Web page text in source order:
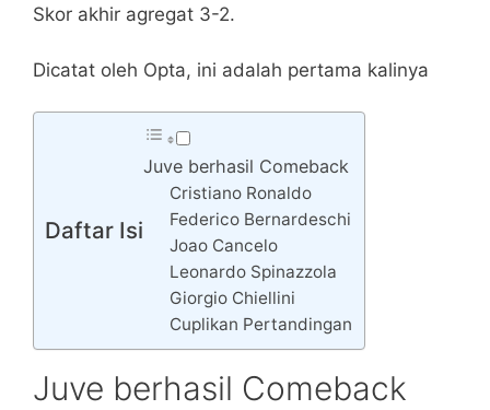
Skor akhir agregat 3-2.
Dicatat oleh Opta, ini adalah pertama kalinya
Daftar Isi
Juve berhasil Comeback
Cristiano Ronaldo
Federico Bernardeschi
Joao Cancelo
Leonardo Spinazzola
Giorgio Chiellini
Cuplikan Pertandingan
Juve berhasil Comeback